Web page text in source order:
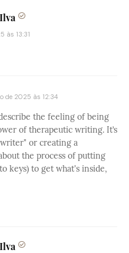
às 13:31
de 2025 às 12:34
the feeling of being
of therapeutic writing. It’s
or creating a
the process of putting
keys) to get what's inside,